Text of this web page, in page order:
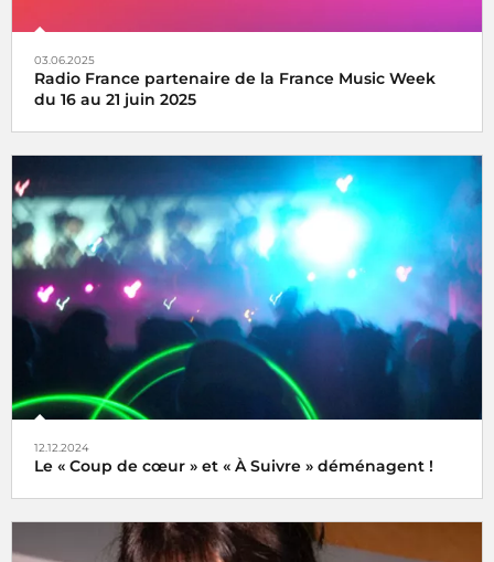
03.06.2025
Radio France partenaire de la France Music Week
du 16 au 21 juin 2025
Une semaine internationale dédiée à la musique du 16 au
21 juin 2025
12.12.2024
Le « Coup de cœur » et « À Suivre » déménagent !